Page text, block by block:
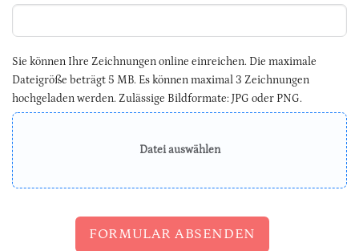
Sie können Ihre Zeichnungen online einreichen. Die maximale
Dateigröße beträgt 5 MB. Es können maximal 3 Zeichnungen
hochgeladen werden. Zulässige Bildformate: JPG oder PNG.
Datei auswählen
FORMULAR ABSENDEN